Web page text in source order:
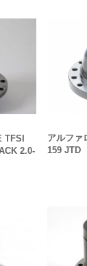
TFSI
2.0-
アルファ
159 JTD